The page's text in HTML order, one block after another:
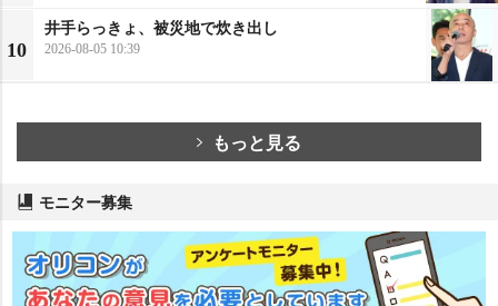
10
井手らっきょ、被災地で炊き出し
2026-08-05 10:39
もっと見る
モニター募集